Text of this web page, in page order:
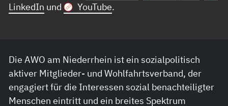
LinkedIn und YouTube.
Die AWO am Niederrhein ist ein sozialpolitisch
aktiver Mitglieder- und Wohlfahrtsverband, der
engagiert für die Interessen sozial benachteiligter
Menschen eintritt und ein breites Spektrum